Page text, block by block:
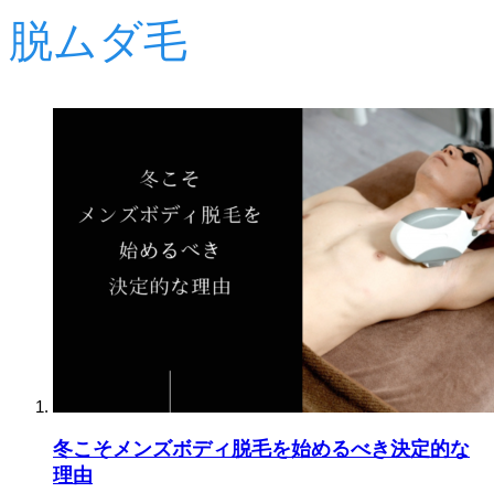
脱ムダ毛
冬こそメンズボディ脱毛を始めるべき決定的な
理由